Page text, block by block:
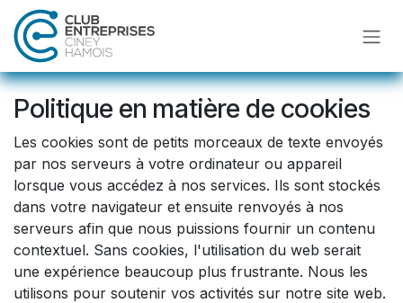
Se rendre au contenu
Politique en matière de cookies
Les cookies sont de petits morceaux de texte envoyés
par nos serveurs à votre ordinateur ou appareil
lorsque vous accédez à nos services. Ils sont stockés
dans votre navigateur et ensuite renvoyés à nos
serveurs afin que nous puissions fournir un contenu
contextuel. Sans cookies, l'utilisation du web serait
une expérience beaucoup plus frustrante. Nous les
utilisons pour soutenir vos activités sur notre site web.